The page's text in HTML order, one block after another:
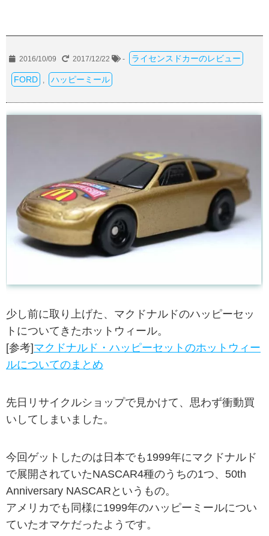
2016/10/09 2017/12/22 - ライセンスドカーのレビュー
FORD ハッピーミール
少し前に取り上げた、マクドナルドのハッピーセッ
トについてきたホットウィール。
[参考]マクドナルド・ハッピーセットのホットウィー
ルについてのまとめ
先日リサイクルショップで見かけて、思わず衝動買
いしてしまいました。
今回ゲットしたのは日本でも1999年にマクドナルド
で展開されていたNASCAR4種のうちの1つ、50th
Anniversary NASCARというもの。
アメリカでも同様に1999年のハッピーミールについ
ていたオマケだったようです。